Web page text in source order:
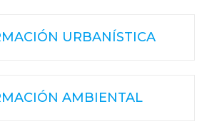
URBANÍSTICA
AMBIENTAL